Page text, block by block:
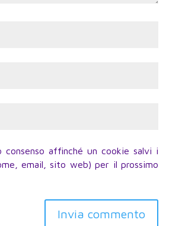
consenso affinché un cookie salvi i
email, sito web) per il prossimo
Invia commento